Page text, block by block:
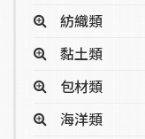
紡織類
黏土類
包材類
海洋類